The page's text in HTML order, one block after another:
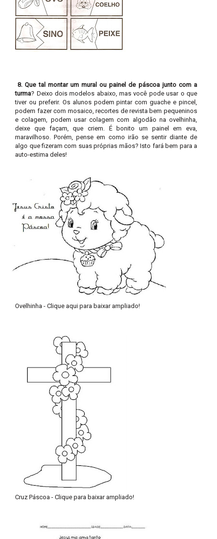
8. Que tal montar um mural ou painel de páscoa junto com a
turma? Deixo dois modelos abaixo, mas você pode usar o que
tiver ou preferir. Os alunos podem pintar com guache e pincel,
podem fazer com mosaico, recortes de revista bem pequeninos
e colagem, podem usar colagem com algodão na ovelhinha,
deixe que façam, que criem. É bonito um painel em eva,
maravilhoso. Porém, pense em como irão se sentir diante de
algo que fizeram com suas próprias mãos? Isto fará bem para a
auto-estima deles!
Ovelhinha -Clique aqui para baixar ampliado!
Cruz Páscoa -Clique para baixar ampliado!